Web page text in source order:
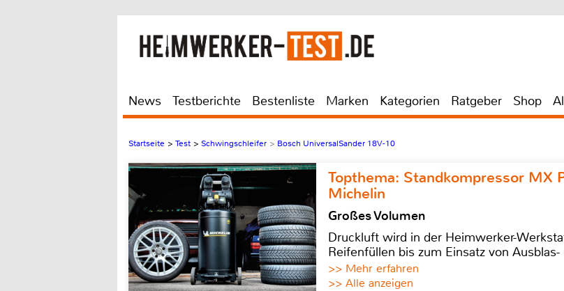
News Testberichte Bestenliste Marken Kategorien Ratgeber Shop
Startseite > Test > Schwingschleifer > Bosch UniversalSander 18V-10
Topthema: Standkompressor MX
Michelin
Großes Volumen
Druckluft wird in der Heimwerker-
Reifenfüllen bis zum Einsatz von
>> Mehr erfahren
>> Alle anzeigen